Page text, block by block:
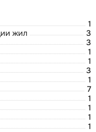
1
жил
3
3
1
1
3
1
7
1
1
1
1